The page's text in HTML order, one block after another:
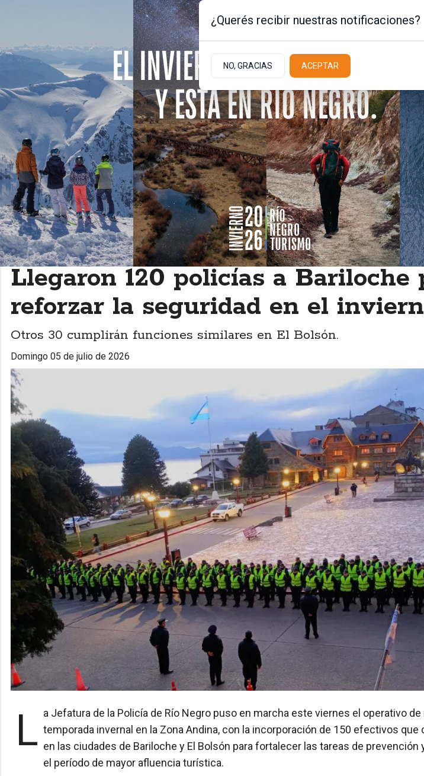
-0.5ºc | Bariloche, Rio Negro
Portada Sociedad Empresas Policiales / Judiciales
Actualidad
Llegaron 120 policías a Bariloche
reforzar la seguridad en el
Otros 30 cumplirán funciones similares en El Bolsón.
domingo 05 de julio de 2026
La Jefatura de la Policía de Río Negro puso en marcha este viernes el operativo de refuerzo de temporada invernal en la Zona Andina, con la incorporación de 150 efectivos
en las ciudades de Bariloche y El Bolsón para fortalecer las tareas de prevención
el período de mayor afluencia turística.
¿Querés recibir nuestras notificaciones?
NO, GRACIAS ACEPTAR